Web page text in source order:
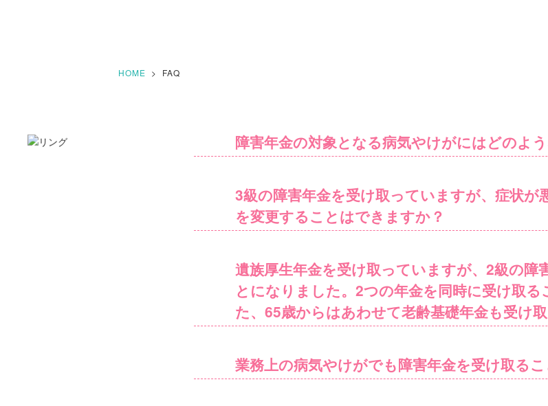
HOME > FAQ
障害年金の対象となる病気やけがにはどのよ
3級の障害年金を受け取っていますが、症状が
を変更することはできますか？
遺族厚生年金を受け取っていますが、2級の障
とになりました。2つの年金を同時に受け取
た、65歳からはあわせて老齢基礎年金も受け
業務上の病気やけがでも障害年金を受け取る